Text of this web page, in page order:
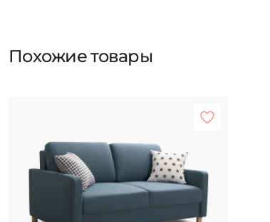
Похожие товары